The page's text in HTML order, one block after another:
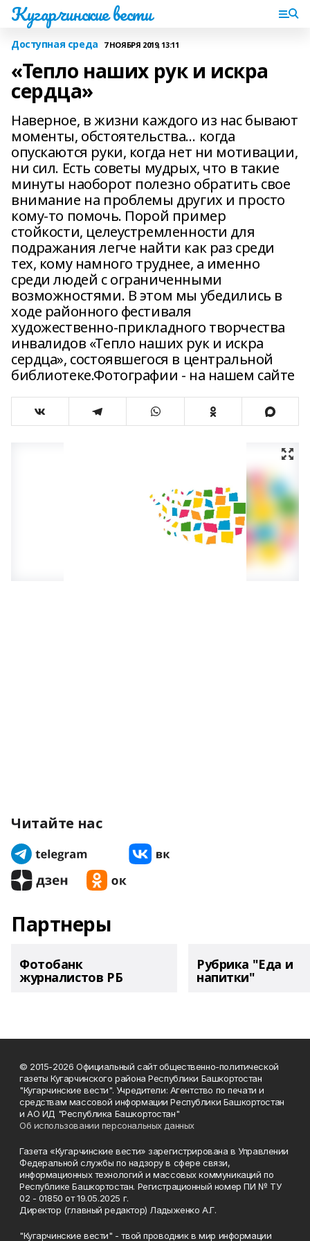
Кугарчинские вести
Доступная среда 7 НОЯБРЯ 2019, 13:11
«Тепло наших рук и искра
сердца»
Наверное, в жизни каждого из нас бывают
моменты, обстоятельства… когда
опускаются руки, когда нет ни мотивации,
ни сил. Есть советы мудрых, что в такие
минуты наоборот полезно обратить свое
внимание на проблемы других и просто
кому-то помочь. Порой пример
стойкости, целеустремленности для
подражания легче найти как раз среди
тех, кому намного труднее, а именно
среди людей с ограниченными
возможностями. В этом мы убедились в
ходе районного фестиваля
художественно-прикладного творчества
инвалидов «Тепло наших рук и искра
сердца», состоявшегося в центральной
библиотеке.Фотографии - на нашем сайте
Читайте нас
Партнеры
Фотобанк
журналистов РБ
Рубрика "Еда и
напитки"
© 2015-2026 Официальный сайт общественно-политической
газеты Кугарчинского района Республики Башкортостан
"Кугарчинские вести". Учредители: Агентство по печати и
средствам массовой информации Республики Башкортостан
и АО ИД "Республика Башкортостан"
Об использовании персональных данных
Газета «Кугарчинские вести» зарегистрирована в Управлении
Федеральной службы по надзору в сфере связи,
информационных технологий и массовых коммуникаций по
Республике Башкортостан. Регистрационный номер ПИ № ТУ
02 - 01850 от 19.05.2025 г.
Директор (главный редактор) Ладыженко А.Г.
"Кугарчинские вести" - твой проводник в мир информации